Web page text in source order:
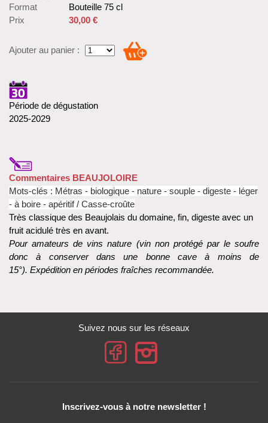
Format
Bouteille 75 cl
Prix
30,00 €
Ajouter au panier :
Période de dégustation
2025-2029
Commentaires BEAUJOLOIRE
Mots-clés : Métras - biologique - nature - souple - digeste - léger
- à boire - apéritif / Casse-croûte
Très classique des Beaujolais du domaine, fin, digeste avec un
fruit acidulé très en avant.
Pour amateurs de vins nature (vin non protégé par le soufre
donc à conserver dans une bonne cave à moins de
15°). Expédition en périodes fraîches recommandée.
Suivez nous sur les réseaux
Inscrivez-vous à notre newsletter !